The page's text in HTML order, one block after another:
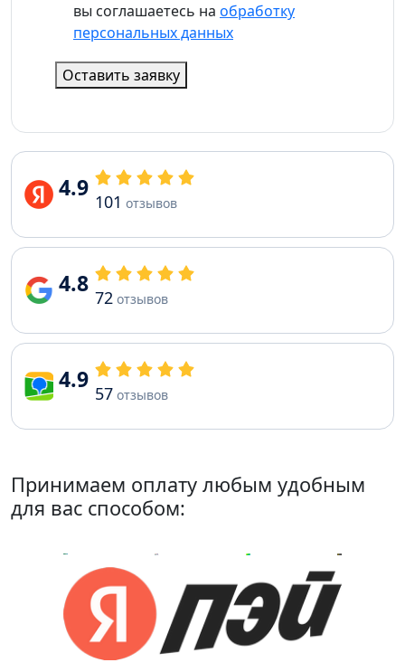
вы соглашаетесь на обработку
персональных данных
Оставить заявку
4.9 101 отзывов
4.8 72 отзывов
4.9 57 отзывов
Принимаем оплату любым удобным
для вас способом: